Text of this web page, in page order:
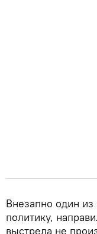
Внезапно один
политику,
выстрела не